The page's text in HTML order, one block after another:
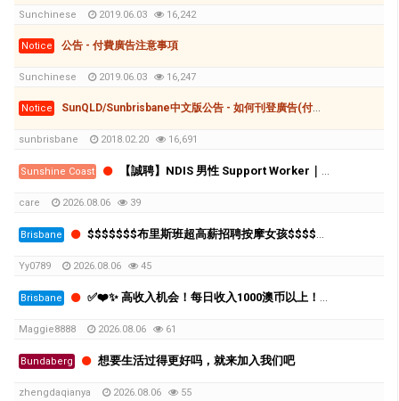
Sunchinese 2019.06.03 16,242
Notice 公告 - 付費廣告注意事項
Sunchinese 2019.06.03 16,247
Notice SunQLD/Sunbrisbane中文版公告 - 如何刊登廣告(付費和免費)
sunbrisbane 2018.02.20 16,691
Sunshine Coast 【誠聘】NDIS 男性 Support Worker｜Nambour｜時薪 $39–$50.29
care 2026.08.06 39
Brisbane $$$$$$$布里斯班超高薪招聘按摩女孩$$$$$$$
Yy0789 2026.08.06 45
Brisbane ✅❤️✨ 高收入机会！每日收入1000澳币以上！布里斯班高端按摩连锁诚聘员工 ❤️✨✅
Maggie8888 2026.08.06 61
Bundaberg 想要生活过得更好吗，就来加入我们吧
zhengdaqianya 2026.08.06 55